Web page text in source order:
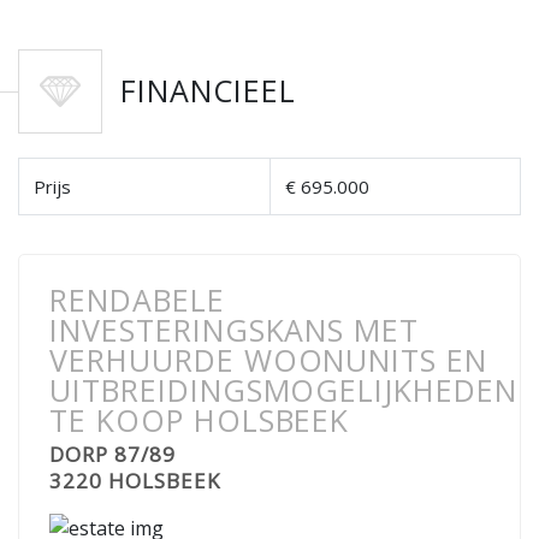
FINANCIEEL
Prijs € 695.000
RENDABELE
INVESTERINGSKANS MET
VERHUURDE WOONUNITS EN
UITBREIDINGSMOGELIJKHEDEN
TE KOOP HOLSBEEK
DORP 87/89
3220 HOLSBEEK